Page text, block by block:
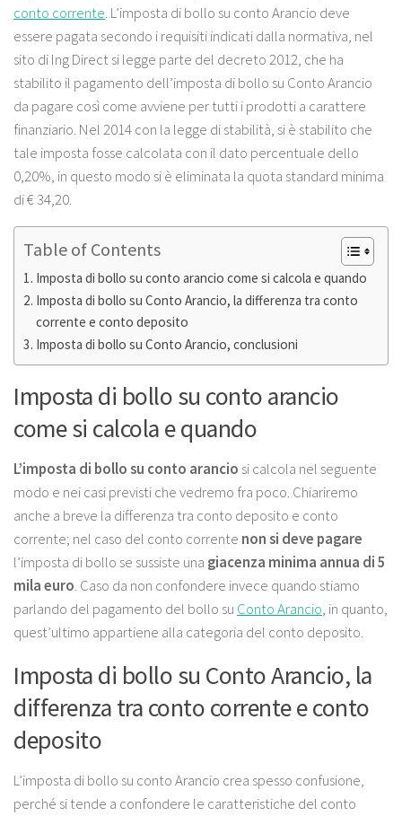
conto corrente. L’imposta di bollo su conto Arancio deve
essere pagata secondo i requisiti indicati dalla normativa, nel
sito di Ing Direct si legge parte del decreto 2012, che ha
stabilito il pagamento dell’imposta di bollo su Conto Arancio
da pagare così come avviene per tutti i prodotti a carattere
finanziario. Nel 2014 con la legge di stabilità, si è stabilito che
tale imposta fosse calcolata con il dato percentuale dello
0,20%, in questo modo si è eliminata la quota standard minima
di € 34,20.
Table of Contents
Imposta di bollo su conto arancio come si calcola e quando
Imposta di bollo su Conto Arancio, la differenza tra conto
corrente e conto deposito
Imposta di bollo su Conto Arancio, conclusioni
Imposta di bollo su conto arancio
come si calcola e quando
L’imposta di bollo su conto arancio si calcola nel seguente
modo e nei casi previsti che vedremo fra poco. Chiariremo
anche a breve la differenza tra conto deposito e conto
corrente; nel caso del conto corrente non si deve pagare
l’imposta di bollo se sussiste una giacenza minima annua di 5
mila euro. Caso da non confondere invece quando stiamo
parlando del pagamento del bollo su Conto Arancio, in quanto,
quest’ultimo appartiene alla categoria del conto deposito.
Imposta di bollo su Conto Arancio, la
differenza tra conto corrente e conto
deposito
L’imposta di bollo su conto Arancio crea spesso confusione,
perché si tende a confondere le caratteristiche del conto